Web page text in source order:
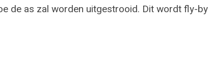
de as zal worden uitgestrooid. Dit wordt fly-